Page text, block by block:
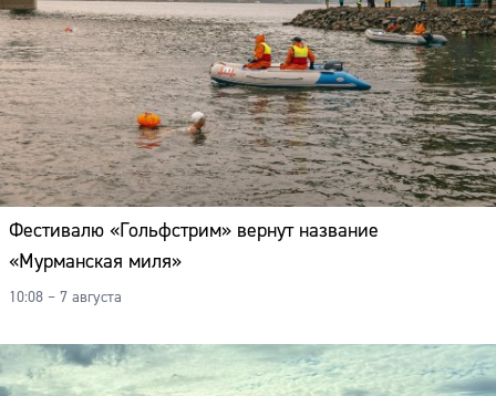
Фестивалю «Гольфстрим» вернут название
«Мурманская миля»
10:08 – 7 августа
Сайт: